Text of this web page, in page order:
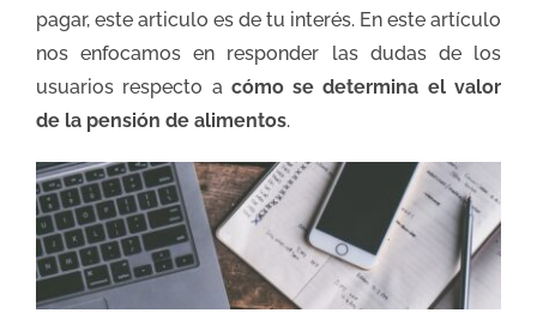
pagar, este articulo es de tu interés. En este artículo
nos enfocamos en responder las dudas de los
usuarios respecto a cómo se determina el valor
de la pensión de alimentos.